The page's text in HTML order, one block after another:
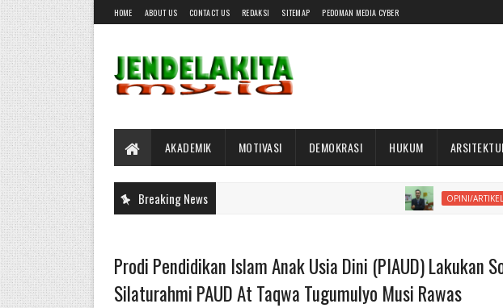
HOME ABOUT US CONTACT US REDAKSI SITEMAP PEDOMAN MEDIA CYBER
AKADEMIK MOTIVASI DEMOKRASI HUKUM
Breaking News OPINI/ARTIKEL Ketika
Prodi Pendidikan Islam Anak Usia Dini (PIAUD) Lakukan
Silaturahmi PAUD At Taqwa Tugumulyo Musi Rawas